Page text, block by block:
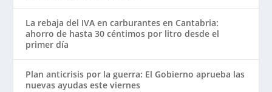
La rebaja del IVA en carburantes en Cantabria:
ahorro de hasta 30 céntimos por litro desde el
primer día
Plan anticrisis por la guerra: El Gobierno aprueba las
nuevas ayudas este viernes